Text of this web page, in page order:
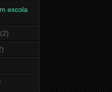
escola
(2)